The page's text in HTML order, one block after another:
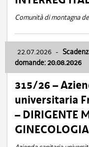
Comunità di montagna
22.07.2026 -
domande: 20.08.2026
315/26 –
universitaria
– DIRIGENTE